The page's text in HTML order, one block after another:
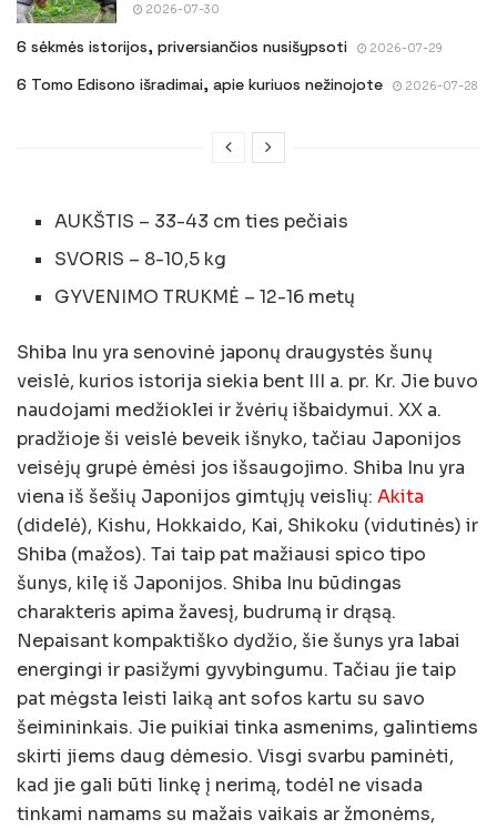
2026-07-30
6 sėkmės istorijos, priversiančios nusišypsoti 2026-07-29
6 Tomo Edisono išradimai, apie kuriuos nežinojote 2026-07-28
AUKŠTIS – 33-43 cm ties pečiais
SVORIS – 8-10,5 kg
GYVENIMO TRUKMĖ – 12-16 metų
Shiba Inu yra senovinė japonų draugystės šunų
veislė, kurios istorija siekia bent III a. pr. Kr. Jie buvo
naudojami medžioklei ir žvėrių išbaidymui. XX a.
pradžioje ši veislė beveik išnyko, tačiau Japonijos
veisėjų grupė ėmėsi jos išsaugojimo. Shiba Inu yra
viena iš šešių Japonijos gimtųjų veislių: Akita
(didelė), Kishu, Hokkaido, Kai, Shikoku (vidutinės) ir
Shiba (mažos). Tai taip pat mažiausi spico tipo
šunys, kilę iš Japonijos. Shiba Inu būdingas
charakteris apima žavesį, budrumą ir drąsą.
Nepaisant kompaktiško dydžio, šie šunys yra labai
energingi ir pasižymi gyvybingumu. Tačiau jie taip
pat mėgsta leisti laiką ant sofos kartu su savo
šeimininkais. Jie puikiai tinka asmenims, galintiems
skirti jiems daug dėmesio. Visgi svarbu paminėti,
kad jie gali būti linkę į nerimą, todėl ne visada
tinkami namams su mažais vaikais ar žmonėms,